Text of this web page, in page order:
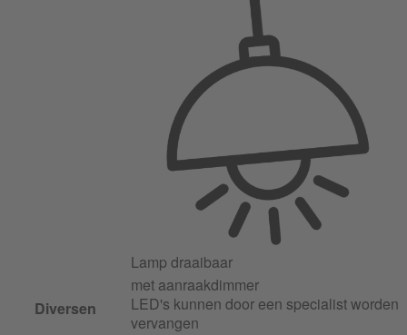
Lamp draaibaar
Diversen
met aanraakdimmer
LED's kunnen door een specialist worden
vervangen